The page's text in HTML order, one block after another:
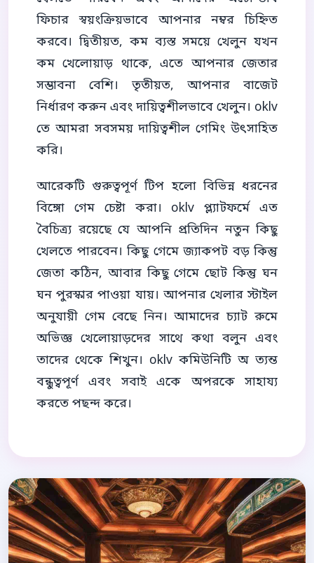
ফিচার স্বয়ংক্রিয়ভাবে আপনার নম্বর চিহ্নিত
করবে। দ্বিতীয়ত, কম ব্যস্ত সময়ে খেলুন যখন
কম খেলোয়াড় থাকে, এতে আপনার জেতার
সম্ভাবনা বেশি। তৃতীয়ত, আপনার বাজেট
নির্ধারণ করুন এবং দায়িত্বশীলভাবে খেলুন। oklv
তে আমরা সবসময় দায়িত্বশীল গেমিং উৎসাহিত
করি।
আরেকটি গুরুত্বপূর্ণ টিপ হলো বিভিন্ন ধরনের
বিঙ্গো গেম চেষ্টা করা। oklv প্ল্যাটফর্মে এত
বৈচিত্র্য রয়েছে যে আপনি প্রতিদিন নতুন কিছু
খেলতে পারবেন। কিছু গেমে জ্যাকপট বড় কিন্তু
জেতা কঠিন, আবার কিছু গেমে ছোট কিন্তু ঘন
ঘন পুরস্কার পাওয়া যায়। আপনার খেলার স্টাইল
অনুযায়ী গেম বেছে নিন। আমাদের চ্যাট রুমে
অভিজ্ঞ খেলোয়াড়দের সাথে কথা বলুন এবং
তাদের থেকে শিখুন। oklv কমিউনিটি অ ত্যন্ত
বন্ধুত্বপূর্ণ এবং সবাই একে অপরকে সাহায্য
করতে পছন্দ করে।